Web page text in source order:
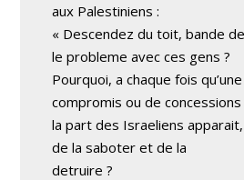
aux Palestiniens :
« Descendez du toit, bande
le probleme avec ces gens ?
Pourquoi, a chaque fois
compromis ou de
la part des Israeliens
de la saboter et de la
detruire ?